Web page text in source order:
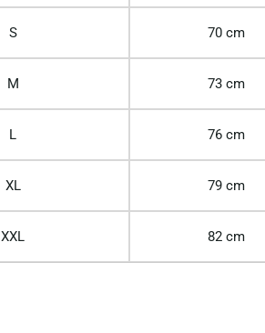
S 70 cm
M 73 cm
L 76 cm
XL 79 cm
XXL 82 cm